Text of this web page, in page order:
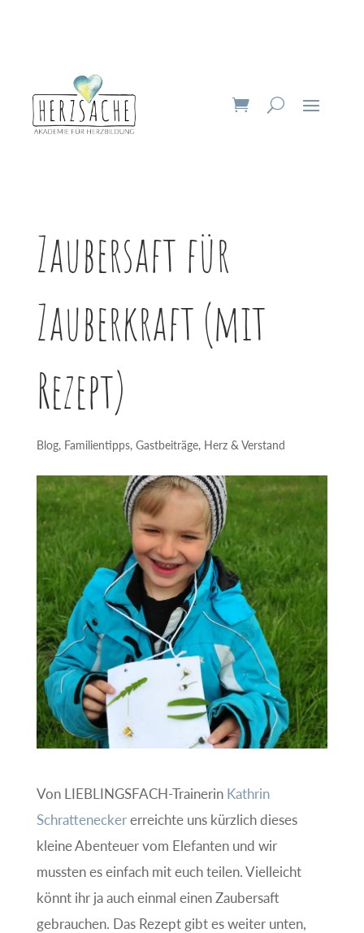
Zaubersaft für
Zauberkraft (mit
Rezept)
Blog, Familientipps, Gastbeiträge, Herz & Verstand
Von LIEBLINGSFACH-Trainerin Kathrin
Schratteneckererreichte uns kürzlich dieses
kleine Abenteuer vom Elefanten und wir
mussten es einfach mit euch teilen. Vielleicht
könnt ihr ja auch einmal einen Zaubersaft
gebrauchen. Das Rezept gibt es weiter unten,